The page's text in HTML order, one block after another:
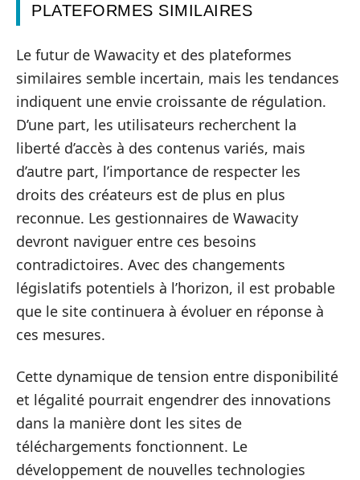
PLATEFORMES SIMILAIRES
Le futur de Wawacity et des plateformes
similaires semble incertain, mais les tendances
indiquent une envie croissante de régulation.
D’une part, les utilisateurs recherchent la
liberté d’accès à des contenus variés, mais
d’autre part, l’importance de respecter les
droits des créateurs est de plus en plus
reconnue. Les gestionnaires de Wawacity
devront naviguer entre ces besoins
contradictoires. Avec des changements
législatifs potentiels à l’horizon, il est probable
que le site continuera à évoluer en réponse à
ces mesures.
Cette dynamique de tension entre disponibilité
et légalité pourrait engendrer des innovations
dans la manière dont les sites de
téléchargements fonctionnent. Le
développement de nouvelles technologies